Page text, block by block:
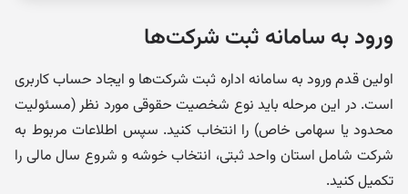
ورود به سامانه ثبت شرکت‌ها
اولین قدم ورود به سامانه اداره ثبت شرکت‌ها و ایجاد حساب کاربری
است. در این مرحله باید نوع شخصیت حقوقی مورد نظر (مسئولیت
محدود یا سهامی خاص) را انتخاب کنید. سپس اطلاعات مربوط به
شرکت شامل استان واحد ثبتی، انتخاب خوشه و شروع سال مالی را
تکمیل کنید.